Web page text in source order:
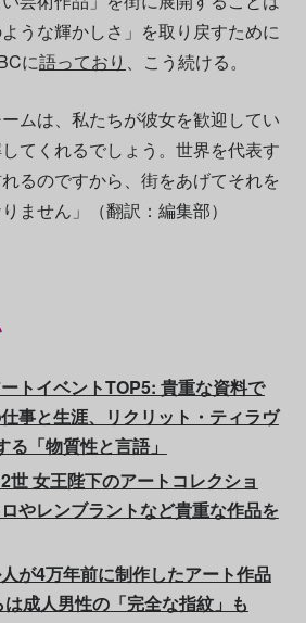
うな輝かしさ」を取り戻すために
に語っており 、こう続ける。
ームは、私たちが彼女を歓迎してい
てくれるでしょう。世界を代表す
るのですから、街をあげてそれを
ません」（翻訳：編集部）
トイベントTOP5: 貴重な資料で
事と生涯、リクリット・ティラヴ
る「物質性と言語」
世 女王陛下のアートコレクショ
やレンブラントなど貴重な作品を
が4万年前に制作したアート作品
成人男性の「完全な指紋」も